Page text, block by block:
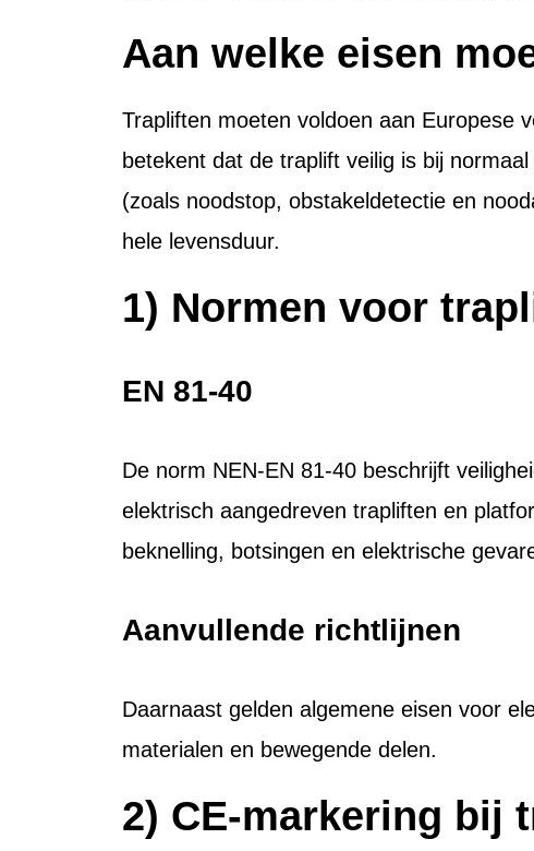
Aan welke eisen
Trapliften moeten voldoen aan Europese
betekent dat de traplift veilig is bij
(zoals noodstop, obstakeldetectie en
hele levensduur.
1) Normen voor
EN 81-40
De norm NEN-EN 81-40 beschrijft
elektrisch aangedreven trapliften en
beknelling, botsingen en elektrische
Aanvullende richtlijnen
Daarnaast gelden algemene eisen voor
materialen en bewegende delen.
2) CE-markering bij